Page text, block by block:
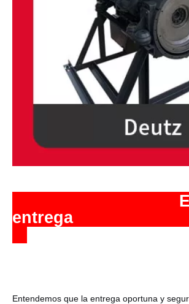
Entendemos que la entrega oportuna y